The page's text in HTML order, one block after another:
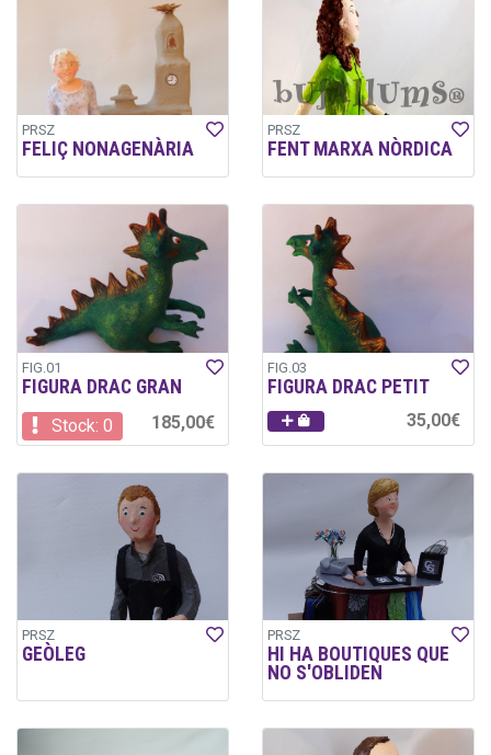
PRSZ
FELIÇ NONAGENÀRIA
PRSZ
FENT MARXA NÒRDICA
FIG.01
FIGURA DRAC GRAN
Stock: 0 185,00€
FIG.03
FIGURA DRAC PETIT
35,00€
PRSZ
GEÒLEG
PRSZ
HI HA BOUTIQUES QUE
NO S'OBLIDEN